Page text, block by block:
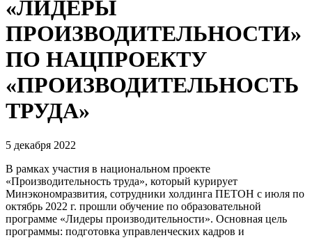
«ЛИДЕРЫ
ПРОИЗВОДИТЕЛЬНОСТИ»
ПО НАЦПРОЕКТУ
«ПРОИЗВОДИТЕЛЬНОСТЬ
ТРУДА»
5 декабря 2022
В рамках участия в национальном проекте
«Производительность труда», который курирует
Минэкономразвития, сотрудники холдинга ПЕТОН с июля по
октябрь 2022 г. прошли обучение по образовательной
программе «Лидеры производительности». Основная цель
программы: подготовка управленческих кадров и